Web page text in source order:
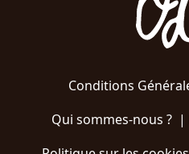
Conditions
Qui sommes-nous ?|